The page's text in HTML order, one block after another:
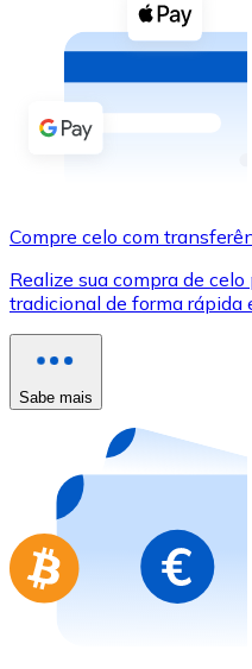
Cupons cripto
Comprar com dinheiro
Comprar com
Cartão de crédito /
Comprar com cartão
Loja - Cartões-presente
Compre cartões-
Ir para a loja de
Compre celo com
Realize sua compra de
tradicional de forma rápida
Sabe mais